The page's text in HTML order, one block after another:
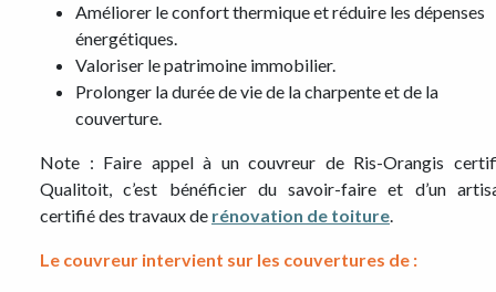
Améliorer le confort thermique et réduire les dépenses
énergétiques.
Valoriser le patrimoine immobilier.
Prolonger la durée de vie de la charpente et de la
couverture.
Note : Faire appel à un couvreur de Ris-Orangis
Qualitoit, c’est bénéficier du savoir-faire et d’un
certifié des travaux de rénovation de toiture.
Le couvreur intervient sur les couvertures de :